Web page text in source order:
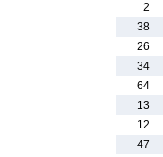
2
38
26
34
64
13
12
47